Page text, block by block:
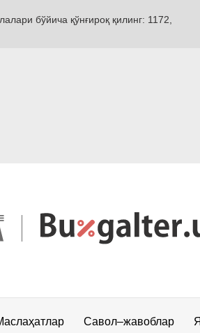
бўйича қўнғироқ қилинг: 1172,
Савол–жавоблар